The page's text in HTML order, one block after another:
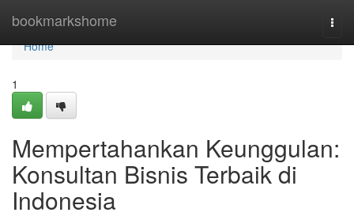
bookmarkshome
Home
Home
1
Mempertahankan Keunggulan:
Konsultan Bisnis Terbaik di
Indonesia